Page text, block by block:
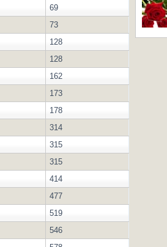
69
73
128
128
162
173
178
314
315
315
414
477
519
546